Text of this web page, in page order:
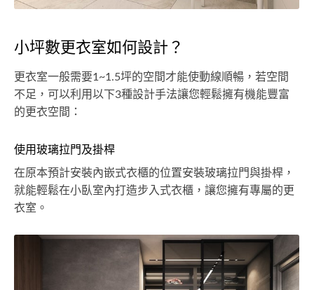
小坪數更衣室如何設計？
更衣室一般需要1~1.5坪的空間才能使動線順暢，若空間
不足，可以利用以下3種設計手法讓您輕鬆擁有機能豐富
的更衣空間：
使用玻璃拉門及掛桿
在原本預計安裝內嵌式衣櫃的位置安裝玻璃拉門與掛桿，
就能輕鬆在小臥室內打造步入式衣櫃，讓您擁有專屬的更
衣室。